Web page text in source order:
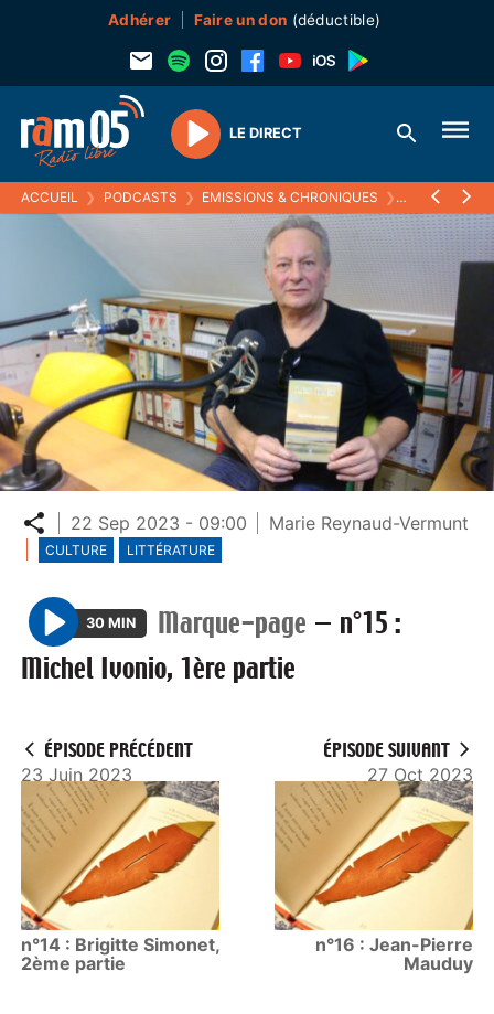
Adhérer Faire un don (déductible)
Play
LE DIRECT
ACCUEIL ❯ PODCASTS ❯ EMISSIONS & CHRONIQUES ❯ MARQUE-
Partager
22 Sep 2023 - 09:00 Marie Reynaud-Vermunt
CULTURE LITTÉRATURE
P
l
30 MIN Marque-page — n°15 :
Michel Ivonio, 1ère partie
ÉPISODE PRÉCÉDENT
23 Juin 2023
n°14 : Brigitte Simonet,
2ème partie
ÉPISODE SUIVANT
27 Oct 2023
n°16 : Jean-Pierre
Mauduy